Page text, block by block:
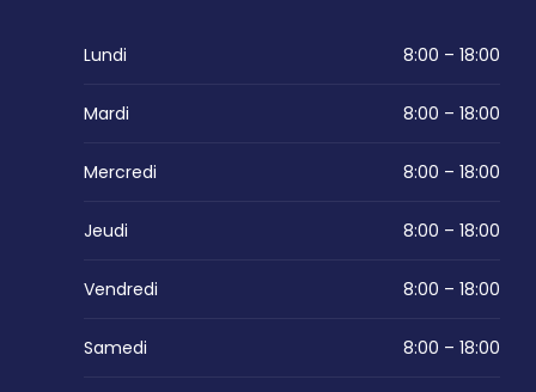
Lundi 8:00 – 18:00
Mardi 8:00 – 18:00
Mercredi 8:00 – 18:00
Jeudi 8:00 – 18:00
Vendredi 8:00 – 18:00
Samedi 8:00 – 18:00